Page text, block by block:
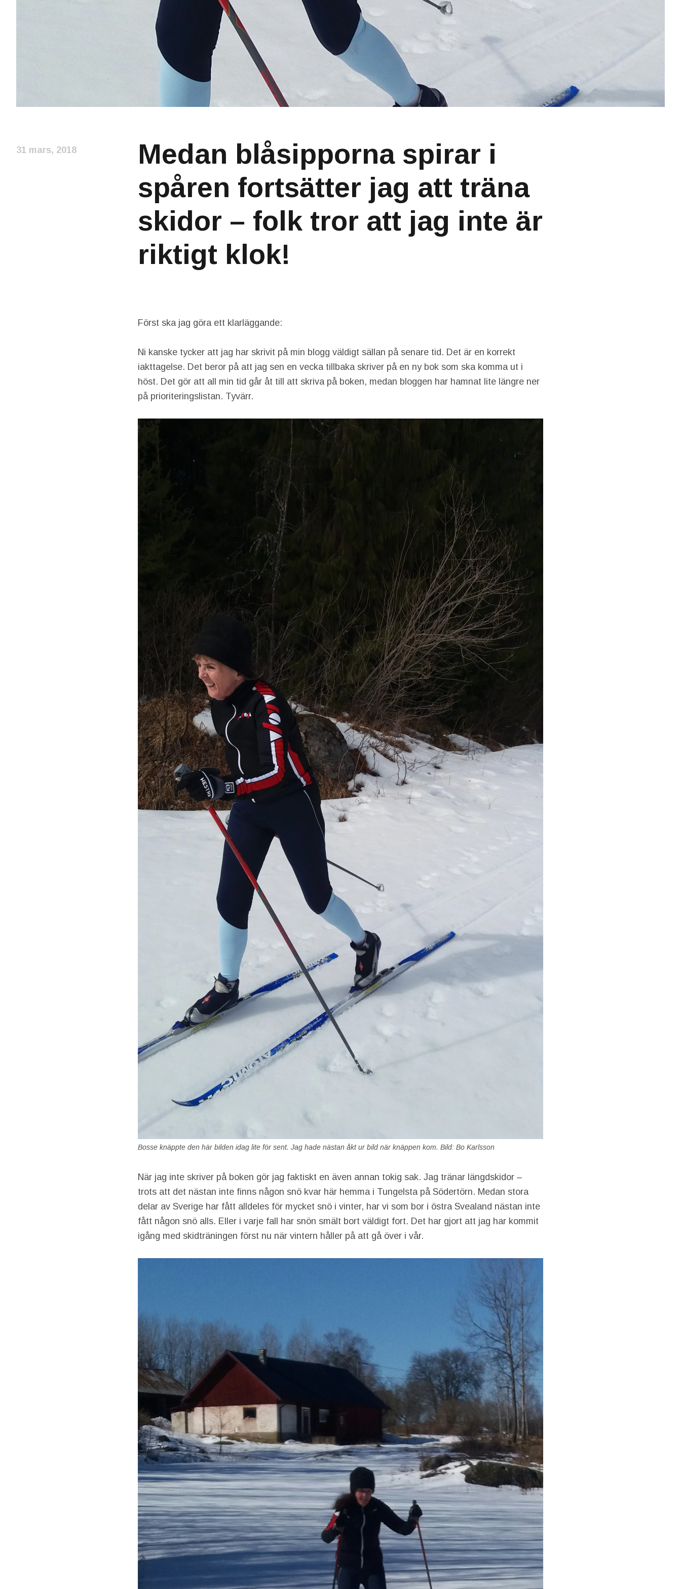
Medan blåsipporna spirar i
spåren fortsätter jag att träna
skidor – folk tror att jag inte är
riktigt klok!
31 mars, 2018
Först ska jag göra ett klarläggande:
Ni kanske tycker att jag har skrivit på min blogg väldigt sällan på senare tid. Det är en korrekt
iakttagelse. Det beror på att jag sen en vecka tillbaka skriver på en ny bok som ska komma ut i
höst. Det gör att all min tid går åt till att skriva på boken, medan bloggen har hamnat lite längre ner
på prioriteringslistan. Tyvärr.
Bosse knäppte den här bilden idag lite för sent. Jag hade nästan åkt ur bild när knäppen kom. Bild: Bo Karlsson
När jag inte skriver på boken gör jag faktiskt en även annan tokig sak. Jag tränar längdskidor –
trots att det nästan inte finns någon snö kvar här hemma i Tungelsta på Södertörn. Medan stora
delar av Sverige har fått alldeles för mycket snö i vinter, har vi som bor i östra Svealand nästan inte
fått någon snö alls. Eller i varje fall har snön smält bort väldigt fort. Det har gjort att jag har kommit
igång med skidträningen först nu när vintern håller på att gå över i vår.